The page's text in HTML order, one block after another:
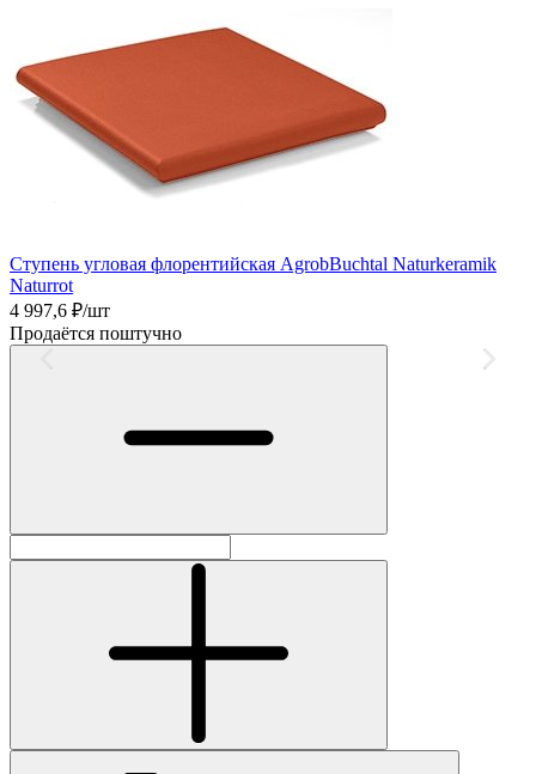
Ступень угловая флорентийская AgrobBuchtal Naturkeramik
Naturrot
4 997,6 ₽/шт
Продаётся поштучно